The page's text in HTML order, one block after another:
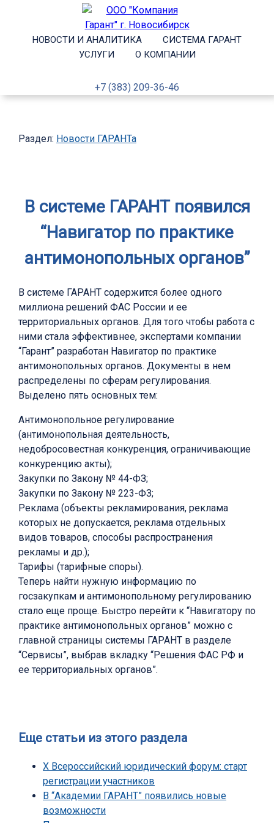
НОВОСТИ И АНАЛИТИКА
СИСТЕМА ГАРАНТ
УСЛУГИ
О КОМПАНИИ
+7 (383) 209-36-46
Раздел: Новости ГАРАНТа
В системе ГАРАНТ появился
“Навигатор по практике
антимонопольных органов”
В системе ГАРАНТ содержится более одного
миллиона решений ФАС России и ее
территориальных органов. Для того чтобы работа с
ними стала эффективнее, экспертами компании
“Гарант” разработан Навигатор по практике
антимонопольных органов. Документы в нем
распределены по сферам регулирования.
Выделено пять основных тем:
Антимонопольное регулирование
(антимонопольная деятельность,
недобросовестная конкуренция, ограничивающие
конкуренцию акты);
Закупки по Закону № 44-ФЗ;
Закупки по Закону № 223-ФЗ;
Реклама (объекты рекламирования, реклама
которых не допускается, реклама отдельных
видов товаров, способы распространения
рекламы и др.);
Тарифы (тарифные споры).
Теперь найти нужную информацию по
госзакупкам и антимонопольному регулированию
стало еще проще. Быстро перейти к “Навигатору по
практике антимонопольных органов” можно с
главной страницы системы ГАРАНТ в разделе
“Сервисы”, выбрав вкладку “Решения ФАС РФ и
ее территориальных органов”.
Еще статьи из этого раздела
X Всероссийский юридический форум: старт
регистрации участников
В “Академии ГАРАНТ” появились новые
возможности